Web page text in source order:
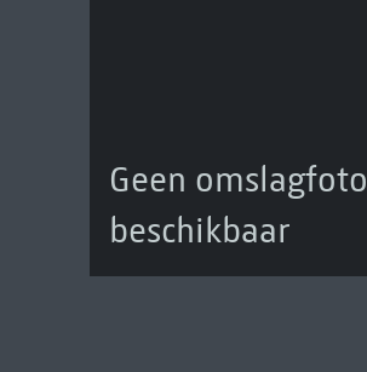
Geen omslagfoto
beschikbaar